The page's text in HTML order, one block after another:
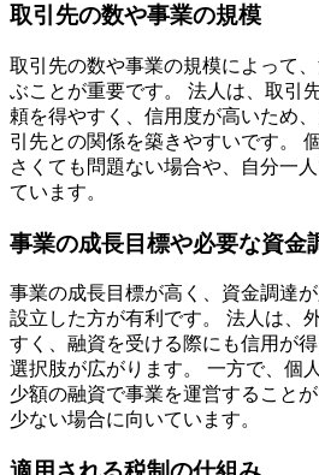
取引先の数や事業の規模
取引先の数や事業の規模によって
ぶことが重要です。 法人は、取引
頼を得やすく、信用度が高いため
引先との関係を築きやすいです。
さくても問題ない場合や、自分一
ています。
事業の成長目標や必要な資金
事業の成長目標が高く、資金調達
設立した方が有利です。
法人は、
すく、融資を受ける際にも信用が
選択肢が広がります。 一方で、個
少額の融資で事業を運営すること
少ない場合に向いています。